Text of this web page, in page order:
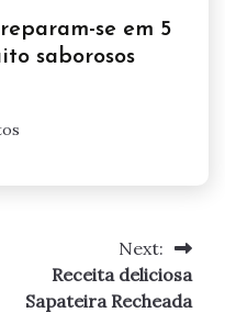
se em 5
saborosos
Next:
Receita deliciosa
Sapateira Recheada